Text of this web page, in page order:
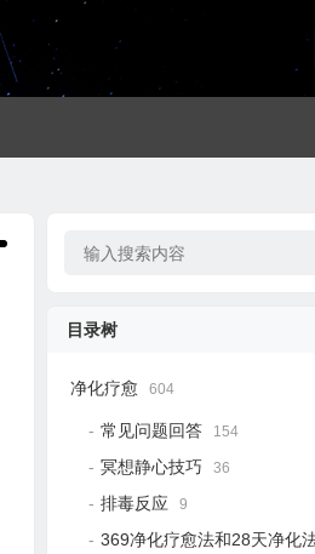
目录树
净化疗愈 604
常见问题回答 154
冥想静心技巧 36
排毒反应 9
369净化疗愈法和28天净化